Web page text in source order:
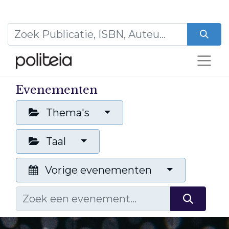
Evenementen
Thema's
Taal
Vorige evenementen